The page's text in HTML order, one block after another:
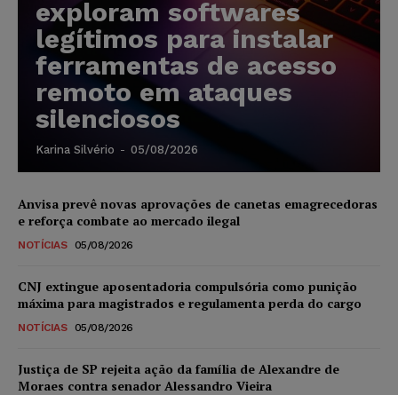
exploram softwares
legítimos para instalar
ferramentas de acesso
remoto em ataques
silenciosos
Karina Silvério - 05/08/2026
Anvisa prevê novas aprovações de canetas emagrecedoras
e reforça combate ao mercado ilegal
NOTÍCIAS 05/08/2026
CNJ extingue aposentadoria compulsória como punição
máxima para magistrados e regulamenta perda do cargo
NOTÍCIAS 05/08/2026
Justiça de SP rejeita ação da família de Alexandre de
Moraes contra senador Alessandro Vieira